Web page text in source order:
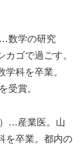
…数学の研究
ゴで過ごす。
科を卒業。
受賞。
…産業医。山
を卒業。都内の